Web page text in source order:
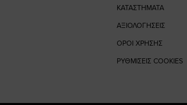
ΚΑΤΑΣΤΗΜΑΤΑ
ΑΞΙΟΛΟΓΗΣΕΙΣ
ΟΡΟΙ ΧΡΗΣΗΣ
ΡΥΘΜΙΣΕΙΣ COOKIES